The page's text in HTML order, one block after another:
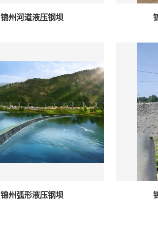
锦州河道液压钢坝
锦州弧形液压钢坝